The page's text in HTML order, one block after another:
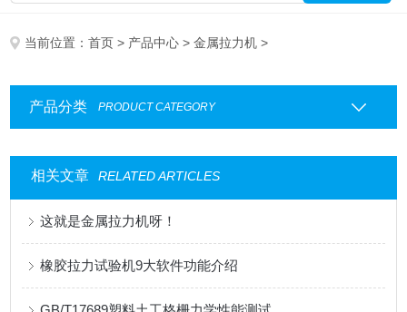
当前位置：首页 > 产品中心 >金属拉力机 >
产品分类 PRODUCT CATEGORY
相关文章 RELATED ARTICLES
这就是金属拉力机呀！
橡胶拉力试验机9大软件功能介绍